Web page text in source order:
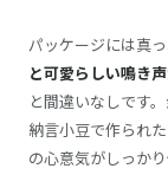
パッケージには真
と可愛らしい鳴き
と間違いなしです
納言小豆で作られ
の心意気がしっかり